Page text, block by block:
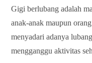
Gigi berlubang adalah
anak-anak maupun
menyadari adanya
mengganggu aktivitas